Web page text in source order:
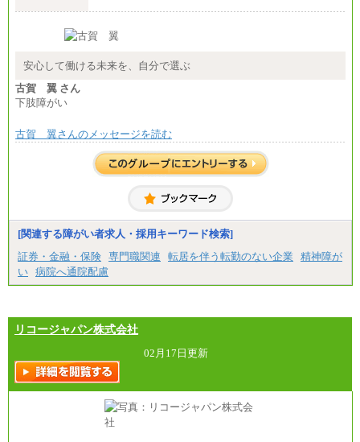
安心して働ける未来を、自分で選ぶ
古賀 翼 さん
下肢障がい
古賀 翼さんのメッセージを読む
[関連する障がい者求人・採用キーワード検索]
証券・金融・保険 専門職関連 転居を伴う転勤のない企業
精神障が
い 病院へ通院配慮
リコージャパン株式会社
02月17日更新